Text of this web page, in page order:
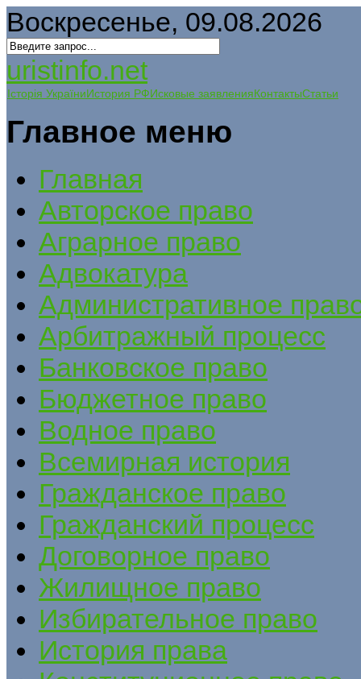
Воскресенье, 09.08.2026
uristinfo.net
Історія УкраїниИстория РФИсковые заявленияКонтактыСтатьи
Главное меню
Главная
Авторское право
Аграрное право
Адвокатура
Административное
Арбитражный процесс
Банковское право
Бюджетное право
Водное право
Всемирная история
Гражданское право
Гражданский процесс
Договорное право
Жилищное право
Избирательное право
История права